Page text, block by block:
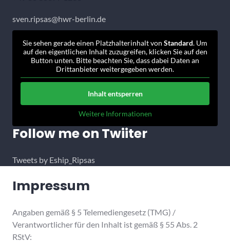
sven.ripsas@hwr-berlin.de
Sie sehen gerade einen Platzhalterinhalt von Standard. Um
auf den eigentlichen Inhalt zuzugreifen, klicken Sie auf den
Button unten. Bitte beachten Sie, dass dabei Daten an
Drittanbieter weitergegeben werden.
Inhalt entsperren
Weitere Informationen
Follow me on Twiiter
Tweets by Eship_Ripsas
Impressum
Angaben gemäß § 5 Telemediengesetz (TMG) /
Verantwortlicher für den Inhalt ist gemäß § 55 Abs. 2
RStV: